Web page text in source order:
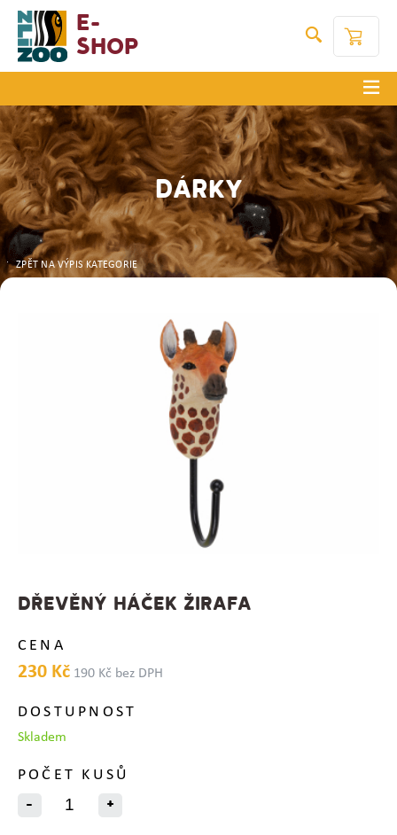
E-
Shop
DÁRKY
ZPĚT NA VÝPIS KATEGORIE
DŘEVĚNÝ HÁČEK ŽIRAFA
CENA
230 Kč 190 Kč bez DPH
DOSTUPNOST
Skladem
POČET KUSŮ
-
+